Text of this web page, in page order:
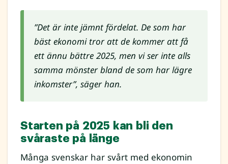
”Det är inte jämnt fördelat. De som har
bäst ekonomi tror att de kommer att få
ett ännu bättre 2025, men vi ser inte alls
samma mönster bland de som har lägre
inkomster”, säger han.
Starten på 2025 kan bli den
svåraste på länge
Många svenskar har svårt med ekonomin